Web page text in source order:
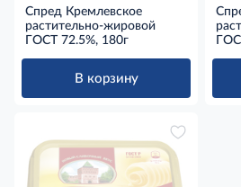
Спред Кремлевское
растительно-жировой
ГОСТ 72.5%, 180г
В корзину